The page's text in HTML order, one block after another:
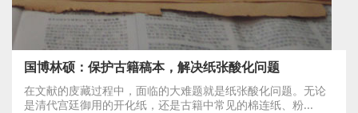
国博林硕：保护古籍稿本，解决纸张酸化问题
在文献的庋藏过程中，面临的大难题就是纸张酸化问题。无论
是清代宫廷御用的开化纸，还是古籍中常见的棉连纸、粉...